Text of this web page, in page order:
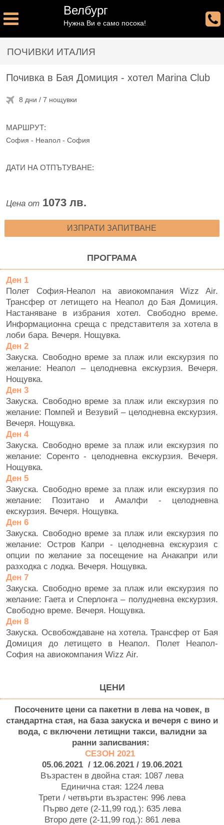
Велбург
Нужна Ви е само посока!
ПОЧИВКИ ИТАЛИЯ
Почивка в Бая Домиция - хотел Marina Club
8 дни / 7 нощувки
МАРШРУТ:
София - Неапол - София
ДАТИ НА ОТПЪТУВАНЕ:
Цена от 1073 лв.
ИЗПРАТИ ЗАПИТВАНЕ
ПРОГРАМА
Ден 1
Полет София-Неапол на авиокомпания Wizz Air.
Трансфер от летището на Неапол до Бая Домиция.
Настаняване в избрания хотел. Свободно време.
Информационна среща с представителя за хотела в
лоби бара. Вечеря. Нощувка.
Ден 2
Закуска. Свободно време за плаж или екскурзия по
желание: Неапол – целодневна екскурзия. Вечеря.
Нощувка.
Ден 3
Закуска. Свободно време за плаж или екскурзия по
желание: Помпей и Везувий – целодневна екскурзия.
Вечеря. Нощувка.
Ден 4
Закуска. Свободно време за плаж или екскурзия по
желание: Соренто - целодневна екскурзия. Вечеря.
Нощувка.
Ден 5
Закуска. Свободно време за плаж или екскурзия по
желание: Позитано и Амалфи - целодневна
екскурзия. Вечеря. Нощувка.
Ден 6
Закуска. Свободно време за плаж или екскурзия по
желание: Остров Капри - целодневна екскурзия с
опции по желание за посещение на Анакапри или
разходка с лодка. Вечеря. Нощувка.
Ден 7
Закуска. Свободно време за плаж или екскурзия по
желание: Гаета и Сперлонга – полудневна екскурзия.
Свободно време. Вечеря. Нощувка.
Ден 8
Закуска. Освобождаване на хотела. Трансфер от Бая
Домиция до летището в Неапол. Полет Неапол-
София на авиокомпания Wizz Air.
ЦЕНИ
Посочените цени са пакетни в лева на човек, в
стандартна стая, на база закуска и вечеря с вино и
вода, с включени летищни такси, валидни за
ранни записвания:
СЕЗОН 2021
05.06.2021 / 12.06.2021 / 19.06.2021
Възрастен в двойна стая: 1087 лева
Единична стая: 1224 лева
Трети / четвърти възрастен: 996 лева
Първо дете (2-11,99 год.): 635 лева
Второ дете (2-11,99 год.): 861 лева